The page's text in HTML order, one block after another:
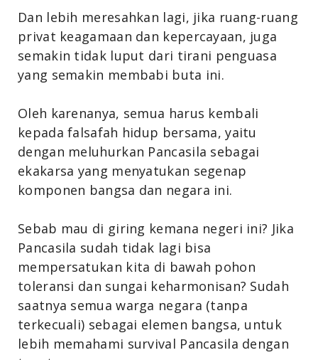
Dan lebih meresahkan lagi, jika ruang-ruang
privat keagamaan dan kepercayaan, juga
semakin tidak luput dari tirani penguasa
yang semakin membabi buta ini.
Oleh karenanya, semua harus kembali
kepada falsafah hidup bersama, yaitu
dengan meluhurkan Pancasila sebagai
ekakarsa yang menyatukan segenap
komponen bangsa dan negara ini.
Sebab mau di giring kemana negeri ini? Jika
Pancasila sudah tidak lagi bisa
mempersatukan kita di bawah pohon
toleransi dan sungai keharmonisan? Sudah
saatnya semua warga negara (tanpa
terkecuali) sebagai elemen bangsa, untuk
lebih memahami survival Pancasila dengan